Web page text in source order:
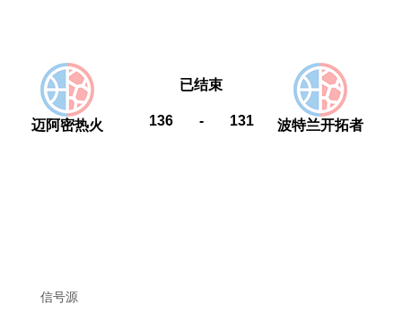
迈阿密热火 136 - 131
已结束
波特兰开拓者
信号源